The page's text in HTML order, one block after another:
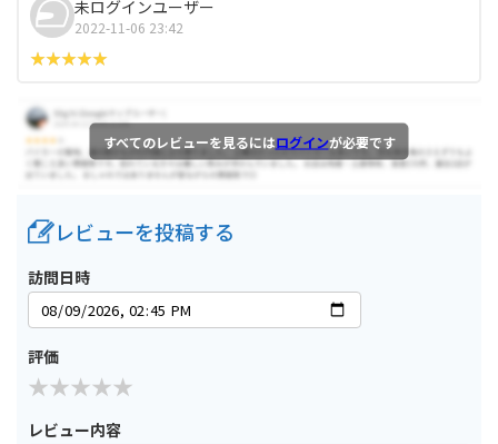
未ログインユーザー
2022-11-06 23:42
すべてのレビューを見るにはログインが必要です
レビューを投稿する
訪問日時
評価
レビュー内容